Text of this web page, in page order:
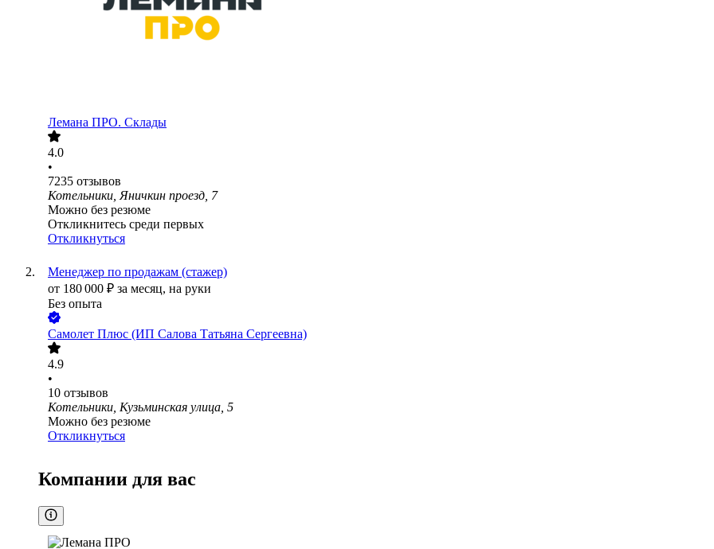
Лемана ПРО. Склады
4.0
•
7235 отзывов
Котельники, Яничкин проезд, 7
Можно без резюме
Откликнитесь среди первых
Откликнуться
Менеджер по продажам (стажер)
от 180 000 ₽ за месяц, на руки
Без опыта
Самолет Плюс (ИП Салова Татьяна Сергеевна)
4.9
•
10 отзывов
Котельники, Кузьминская улица, 5
Можно без резюме
Откликнуться
Компании для вас